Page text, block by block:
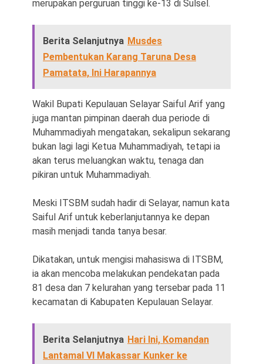
merupakan perguruan tinggi ke-13 di Sulsel.
Berita Selanjutnya Musdes
Pembentukan Karang Taruna Desa
Pamatata, Ini Harapannya
Wakil Bupati Kepulauan Selayar Saiful Arif yang
juga mantan pimpinan daerah dua periode di
Muhammadiyah mengatakan, sekalipun sekarang
bukan lagi lagi Ketua Muhammadiyah, tetapi ia
akan terus meluangkan waktu, tenaga dan
pikiran untuk Muhammadiyah.
Meski ITSBM sudah hadir di Selayar, namun kata
Saiful Arif untuk keberlanjutannya ke depan
masih menjadi tanda tanya besar.
Dikatakan, untuk mengisi mahasiswa di ITSBM,
ia akan mencoba melakukan pendekatan pada
81 desa dan 7 kelurahan yang tersebar pada 11
kecamatan di Kabupaten Kepulauan Selayar.
Berita Selanjutnya Hari Ini, Komandan
Lantamal VI Makassar Kunker ke